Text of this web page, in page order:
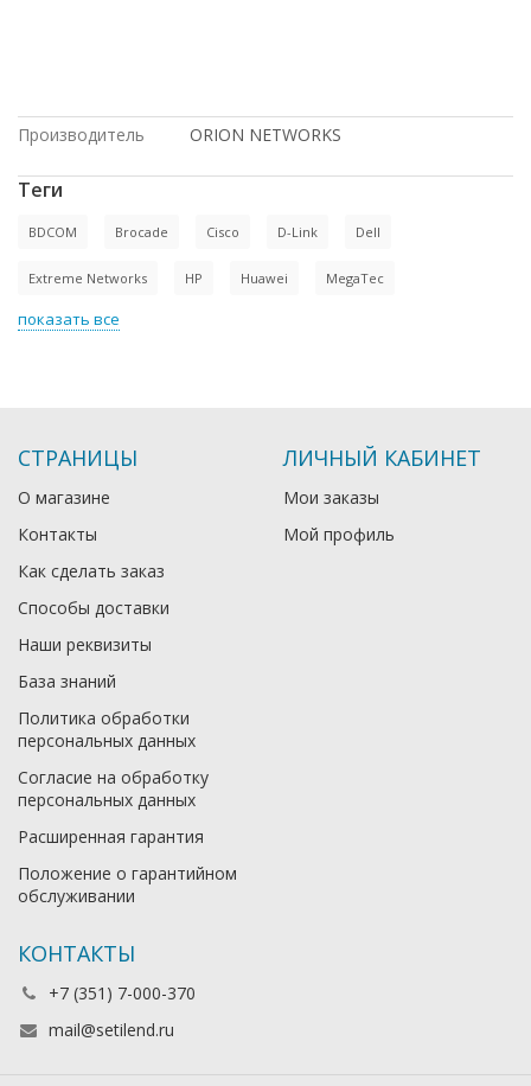
Производитель
ORION NETWORKS
Теги
BDCOM Brocade Cisco D-Link Dell
Extreme Networks HP Huawei MegaTec
показать все
СТРАНИЦЫ
О магазине
Контакты
Как сделать заказ
Способы доставки
Наши реквизиты
База знаний
Политика обработки
персональных данных
Согласие на обработку
персональных данных
Расширенная гарантия
Положение о гарантийном
обслуживании
ЛИЧНЫЙ КАБИНЕТ
Мои заказы
Мой профиль
КОНТАКТЫ
+7 (351) 7-000-370
mail@setilend.ru